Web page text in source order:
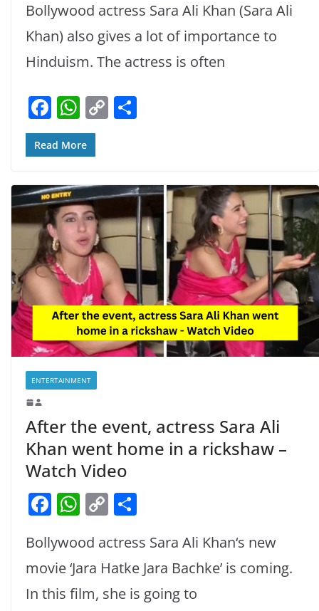
c
e
b
o
k
at
s
A
p
p
y
Li
k
ar
e
Bollywood actress Sara Ali Khan (Sara Ali
Khan) also gives a lot of importance to
Hinduism. The actress is often
F
a
c
b
o
o
k
W
h
at
A
p
p
C
Li
n
k
Read More
ENTERTAINMENT
After the event, actress Sara Ali
Khan went home in a rickshaw –
Watch Video
F
c
e
b
W
at
s
A
C
p
y
Li
ar
e
Bollywood actress Sara Ali Khan‘s new
movie ‘Jara Hatke Jara Bachke’ is coming.
In this film, she is going to